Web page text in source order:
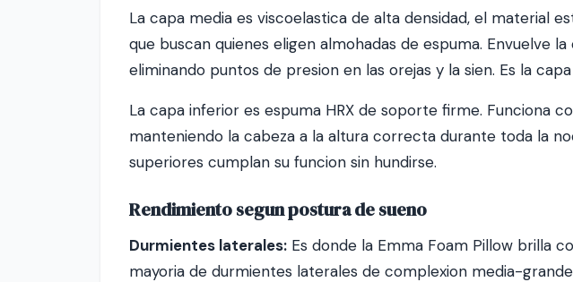
La capa media es viscoelastica de alta densidad, el material
que buscan quienes eligen almohadas de espuma. Envuelve
eliminando puntos de presion en las orejas y la sien. Es la
La capa inferior es espuma HRX de soporte firme. Funciona
manteniendo la cabeza a la altura correcta durante toda la
superiores cumplan su funcion sin hundirse.
Rendimiento segun postura de sueno
Durmientes laterales: Es donde la Emma Foam Pillow brilla
mayoria de durmientes laterales de complexion media-